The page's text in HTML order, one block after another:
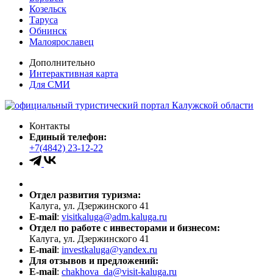
Козельск
Таруса
Обнинск
Малоярославец
Дополнительно
Интерактивная карта
Для СМИ
Контакты
Единый телефон:
+7(4842) 23-12-22
Отдел развития туризма:
Калуга, ул. Дзержинского 41
E-mail: visitkaluga@adm.kaluga.ru
Отдел по работе с инвесторами и бизнесом:
Калуга, ул. Дзержинского 41
E-mail: investkaluga@yandex.ru
Для отзывов и предложений:
E-mail: chakhova_da@visit-kaluga.ru